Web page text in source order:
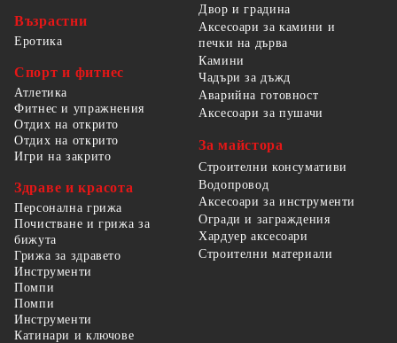
Възрастни
Еротика
Спорт и фитнес
Атлетика
Фитнес и упражнения
Отдих на открито
Отдих на открито
Игри на закрито
Здраве и красота
Персонална грижа
Почистване и грижа за
бижута
Грижа за здравето
Двор и градина
Аксесоари за камини и
печки на дърва
Камини
Чадъри за дъжд
Аварийна готовност
Аксесоари за пушачи
За майстора
Строителни консумативи
Водопровод
Аксесоари за инструменти
Огради и заграждения
Хардуер аксесоари
Строителни материали
Инструменти
Помпи
Помпи
Инструменти
Катинари и ключове